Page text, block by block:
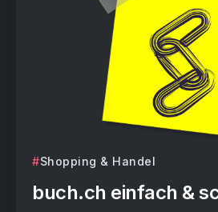
Shopping & Handel
buch.ch einfach &